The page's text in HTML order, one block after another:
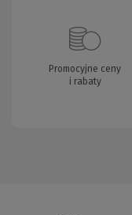
Promocyjne ceny
i rabaty